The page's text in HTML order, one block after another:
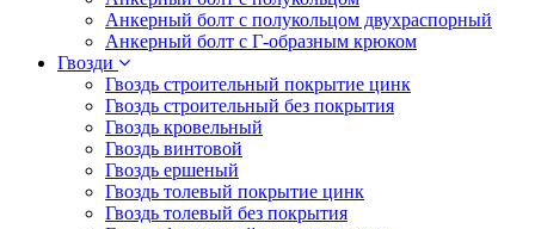
Анкерный болт с полукольцом двухраспорный
Анкерный болт с Г-образным крюком
Гвозди
Гвоздь строительный покрытие цинк
Гвоздь строительный без покрытия
Гвоздь кровельный
Гвоздь винтовой
Гвоздь ершеный
Гвоздь толевый покрытие цинк
Гвоздь толевый без покрытия